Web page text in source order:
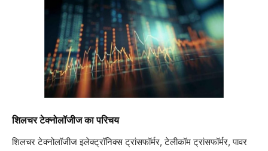
शिलचर टेक्नोलॉजीज का परिचय
शिलचर टेक्नोलॉजीज इलेक्ट्रॉनिक्स ट्रांसफॉर्मर, टेलीकॉम ट्रांसफॉर्मर, पावर